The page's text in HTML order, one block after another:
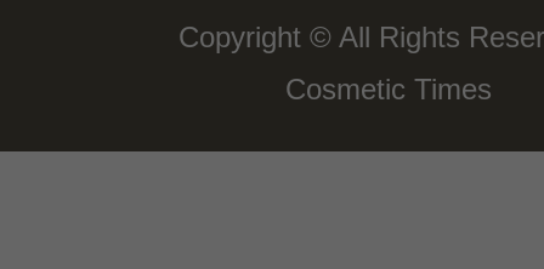
Copyright © All Rights
Cosmetic Times